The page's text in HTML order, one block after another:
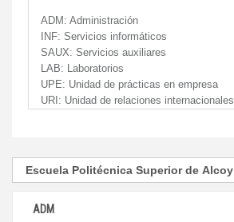
ADM: Administración
INF: Servicios informáticos
SAUX: Servicios auxiliares
LAB: Laboratorios
UPE: Unidad de prácticas en empresa
URI: Unidad de relaciones internacionales
ADM